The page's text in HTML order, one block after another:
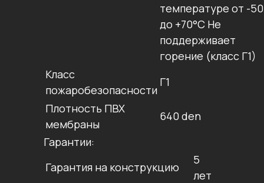
температуре от -50
до +70°C Не
поддерживает
горение (класс Г1)
Класс
пожаробезопасности
Г1
Плотность ПВХ
мембраны
640 den
Гарантии:
Гарантия на конструкцию
5
лет